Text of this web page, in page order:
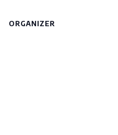
ORGANIZER